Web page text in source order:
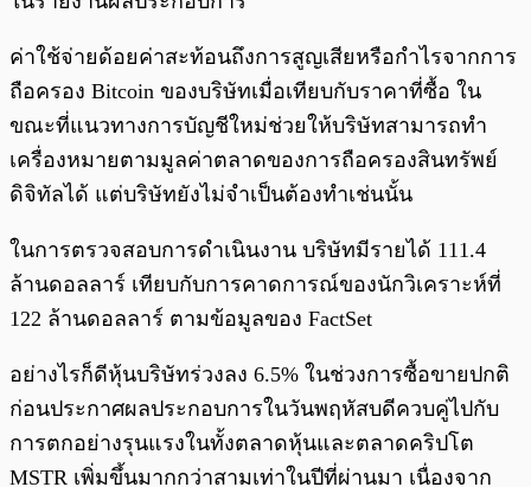
ค่าใช้จ่ายด้อยค่าสะท้อนถึงการสูญเสียหรือกำไรจากการ
ถือครอง Bitcoin ของบริษัทเมื่อเทียบกับราคาที่ซื้อ ใน
ขณะที่แนวทางการบัญชีใหม่ช่วยให้บริษัทสามารถทำ
เครื่องหมายตามมูลค่าตลาดของการถือครองสินทรัพย์
ดิจิทัลได้ แต่บริษัทยังไม่จำเป็นต้องทำเช่นนั้น
ในการตรวจสอบการดำเนินงาน บริษัทมีรายได้ 111.4
ล้านดอลลาร์ เทียบกับการคาดการณ์ของนักวิเคราะห์ที่
122 ล้านดอลลาร์ ตามข้อมูลของ FactSet
อย่างไรก็ดีหุ้นบริษัทร่วงลง 6.5% ในช่วงการซื้อขายปกติ
ก่อนประกาศผลประกอบการในวันพฤหัสบดีควบคู่ไปกับ
การตกอย่างรุนแรงในทั้งตลาดหุ้นและตลาดคริปโต
MSTR เพิ่มขึ้นมากกว่าสามเท่าในปีที่ผ่านมา เนื่องจาก